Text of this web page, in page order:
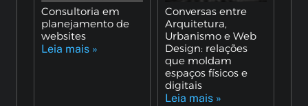
Consultoria em
planejamento de
websites
Leia mais »
Conversas entre
Arquitetura,
Urbanismo e Web
Design: relações
que moldam
espaços físicos e
digitais
Leia mais »